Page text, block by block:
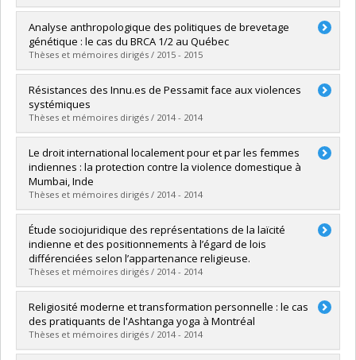
Graduate :Simard, Charles-Olivier
Cycle :Master's
Grade :M. Sc.
Lien vers le document dans Papyrus
Analyse anthropologique des politiques de brevetage
génétique : le cas du BRCA 1/2 au Québec
Thèses et mémoires dirigés / 2015 - 2015
Graduate :Karagueuzian, Elise
Cycle :Master's
Grade :M. Sc.
Lien vers le document dans Papyrus
Résistances des Innu.es de Pessamit face aux violences
systémiques
Thèses et mémoires dirigés / 2014 - 2014
Graduate :Capone, Mathilde
Cycle :Master's
Grade : M. Sc.
Lien vers le document dans Papyrus
Le droit international localement pour et par les femmes
indiennes : la protection contre la violence domestique à
Mumbai, Inde
Thèses et mémoires dirigés / 2014 - 2014
Graduate :Bourgeois, Isabelle
Cycle :Master's
Grade :LL. M.
Lien vers le document dans Papyrus
Étude sociojuridique des représentations de la laïcité
indienne et des positionnements à l’égard de lois
différenciées selon l’appartenance religieuse.
Thèses et mémoires dirigés / 2014 - 2014
Graduate :Lévesque, Sarah-Émilie
Cycle :Master's
Grade :M. Sc.
Lien vers le document dans Papyrus
Religiosité moderne et transformation personnelle : le cas
des pratiquants de l'Ashtanga yoga à Montréal
Thèses et mémoires dirigés / 2014 - 2014